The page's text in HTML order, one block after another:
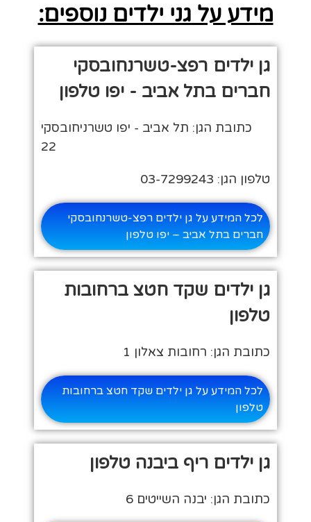
מידע על גני ילדים נוספים:
גן ילדים רפצ-טשרנחובסקי
חברים בתל אביב - יפו טלפון
כתובת הגן: תל אביב - יפו טשרניחובסקי
22
טלפון הגן: 03-7299243
לכל המידע על גן ילדים רפצ-טשרנחובסקי
חברים בתל אביב – יפו טלפון
גן ילדים שקד חטצ ברחובות
טלפון
כתובת הגן: רחובות צאלון 1
לכל המידע על גן ילדים שקד חטצ ברחובות
טלפון
גן ילדים ריף ביבנה טלפון
כתובת הגן: יבנה השייטים 6